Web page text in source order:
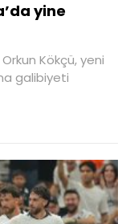
yine
Orkun Kökçü, yeni
galibiyeti